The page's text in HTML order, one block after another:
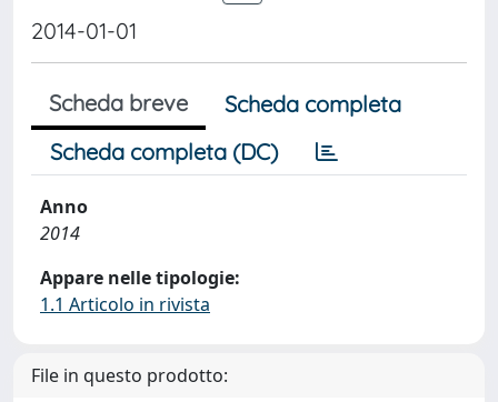
2014-01-01
Scheda breve
Scheda completa
Scheda completa (DC)
Anno
2014
Appare nelle tipologie:
1.1 Articolo in rivista
File in questo prodotto: